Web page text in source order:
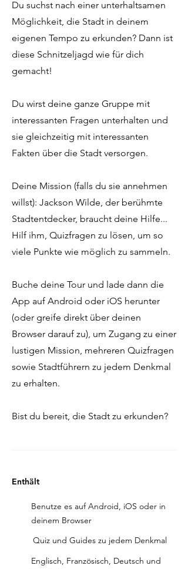
Du suchst nach einer unterhaltsamen
Möglichkeit, die Stadt in deinem
eigenen Tempo zu erkunden? Dann ist
diese Schnitzeljagd wie für dich
gemacht!
Du wirst deine ganze Gruppe mit
interessanten Fragen unterhalten und
sie gleichzeitig mit interessanten
Fakten über die Stadt versorgen.
Deine Mission (falls du sie annehmen
willst): Jackson Wilde, der berühmte
Stadtentdecker, braucht deine Hilfe...
Hilf ihm, Quizfragen zu lösen, um so
viele Punkte wie möglich zu sammeln.
Buche deine Tour und lade dann die
App auf Android oder iOS herunter
(oder greife direkt über deinen
Browser darauf zu), um Zugang zu einer
lustigen Mission, mehreren Quizfragen
sowie Stadtführern zu jedem Denkmal
zu erhalten.
Bist du bereit, die Stadt zu erkunden?
Enthält
Benutze es auf Android, iOS oder in
deinem Browser
Quiz und Guides zu jedem Denkmal
Englisch, Französisch, Deutsch und